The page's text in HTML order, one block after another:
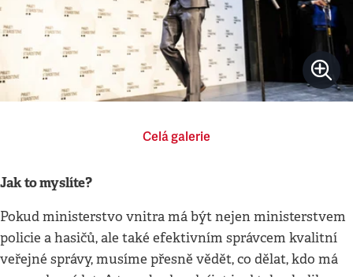
Celá galerie
Jak to myslíte?
Pokud ministerstvo vnitra má být nejen ministerstvem
policie a hasičů, ale také efektivním správcem kvalitní
veřejné správy, musíme přesně vědět, co dělat, kdo má